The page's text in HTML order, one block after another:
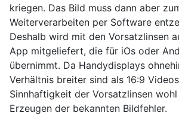
kriegen. Das Bild muss dann aber
Weiterverarbeiten per Software
Deshalb wird mit den Vorsatzlinsen
App mitgeliefert, die für iOs oder
übernimmt. Da Handydisplays
Verhältnis breiter sind als 16:9
Sinnhaftigkeit der Vorsatzlinsen wohl
Erzeugen der bekannten Bildfehler.